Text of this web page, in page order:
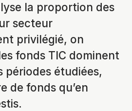
la proportion des
secteur
privilégié, on
fonds TIC dominent
périodes étudiées,
de fonds qu’en